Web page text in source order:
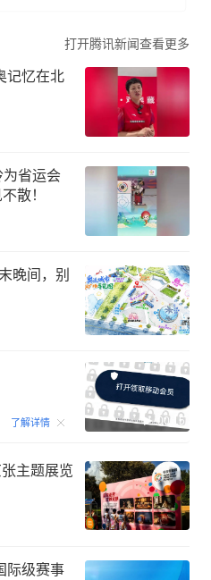
打开腾讯新闻查看更多
记忆在北
为省运会
散！
晚间，别
了解详情 00:15
主题展览
际级赛事